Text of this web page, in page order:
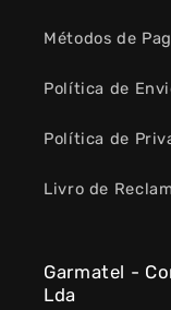
Métodos de
Política de
Política de
Livro de
Garmatel -
Lda